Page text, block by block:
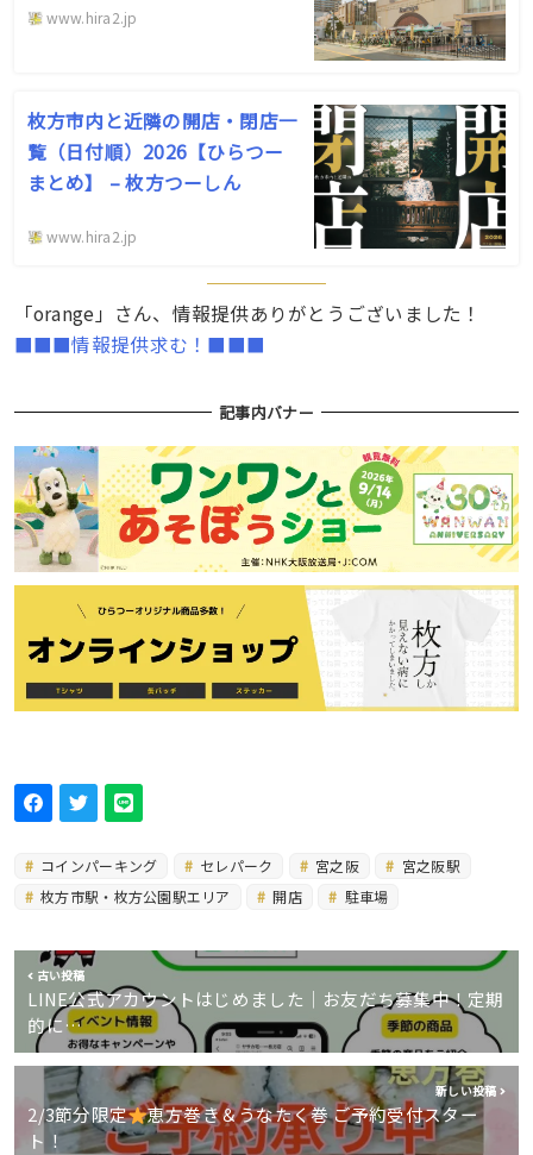
www.hira2.jp
枚方市内と近隣の開店・閉店一
覧（日付順）2026【ひらつー
まとめ】 – 枚方つーしん
www.hira2.jp
「orange」さん、情報提供ありがとうございました！
■■■情報提供求む！■■■
記事内バナー
コインパーキング セレパーク 宮之阪
宮之阪駅
枚方市駅・枚方公園駅エリア
開店 駐車場
古い投稿
LINE公式アカウントはじめました｜お友だち募集中！定期
的に…
新しい投稿
2/3節分限定
恵方巻き＆うなたく巻 ご予約受付スター
ト！